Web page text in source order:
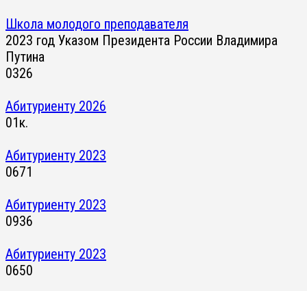
Школа молодого преподавателя
2023 год Указом Президента России Владимира
Путина
0326
Абитуриенту 2026
01к.
Абитуриенту 2023
0671
Абитуриенту 2023
0936
Абитуриенту 2023
0650